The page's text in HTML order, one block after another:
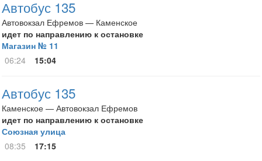
Автобус 135
Автовокзал Ефремов — Каменское
идет по направлению к остановке
Магазин № 11
06:24
15:04
Автобус 135
Каменское — Автовокзал Ефремов
идет по направлению к остановке
Союзная улица
08:35
17:15